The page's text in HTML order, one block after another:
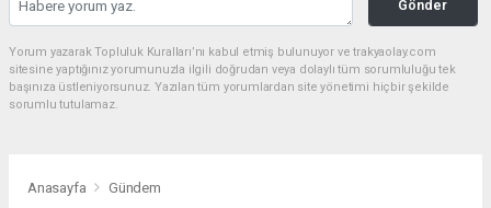
Gönder
Yorum yazarak Topluluk Kuralları’nı kabul etmiş bulunuyor ve trakyaolay.com
sitesine yaptığınız yorumunuzla ilgili doğrudan veya dolaylı tüm sorumluluğu tek
başınıza üstleniyorsunuz. Yazılan tüm yorumlardan site yönetimi hiçbir şekilde
sorumlu tutulamaz.
Anasayfa Gündem